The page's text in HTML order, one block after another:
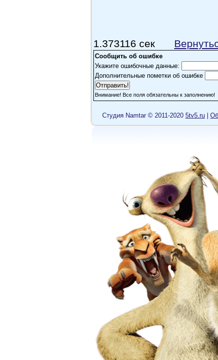
1.373116 сек
Сообщить об ошибке
Укажите ошибочные данные:
Дополнительные пометки об ошибке
Внимание! Все поля обязательны к заполнению!
Cтудия Namtar © 2011-2020 5tv5.ru